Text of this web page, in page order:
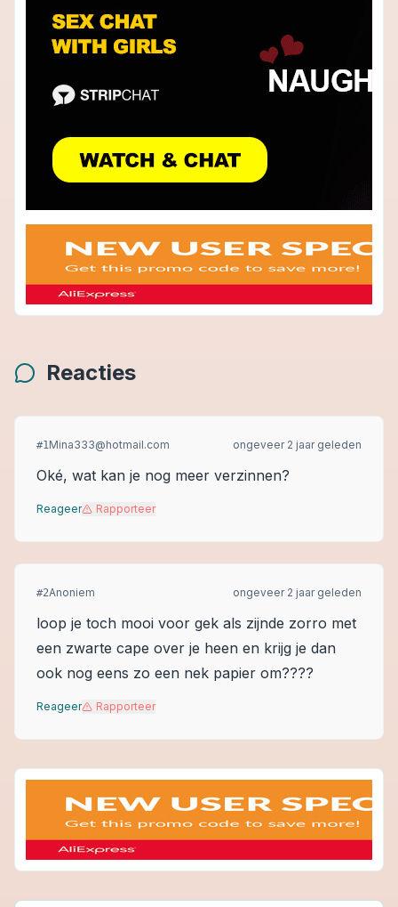
Reacties
#1Mina333@hotmail.com ongeveer 2 jaar geleden
Oké, wat kan je nog meer verzinnen?
Reageer Rapporteer
#2Anoniem ongeveer 2 jaar geleden
loop je toch mooi voor gek als zijnde zorro met
een zwarte cape over je heen en krijg je dan
ook nog eens zo een nek papier om????
Reageer Rapporteer